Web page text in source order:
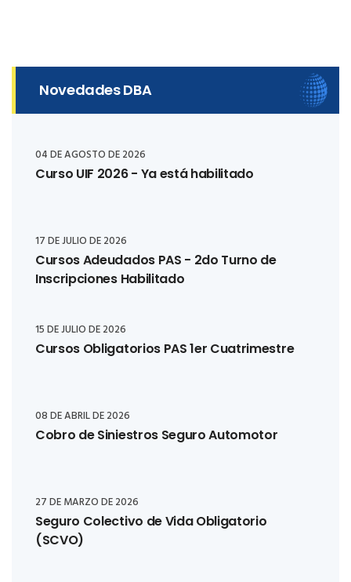
Novedades DBA
04 DE AGOSTO DE 2026
Curso UIF 2026 - Ya está habilitado
17 DE JULIO DE 2026
Cursos Adeudados PAS - 2do Turno de
Inscripciones Habilitado
15 DE JULIO DE 2026
Cursos Obligatorios PAS 1er Cuatrimestre
08 DE ABRIL DE 2026
Cobro de Siniestros Seguro Automotor
27 DE MARZO DE 2026
Seguro Colectivo de Vida Obligatorio
(SCVO)